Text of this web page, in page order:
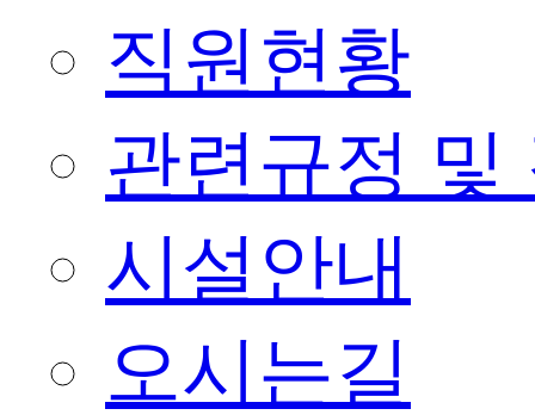
직원현황
관련규정 및
시설안내
오시는길